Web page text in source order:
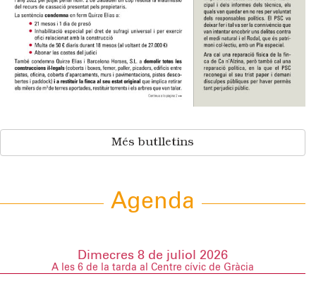
Més butlletins
Agenda
Dimecres 8 de juliol 2026
A les 6 de la tarda al Centre cívic de Gràcia